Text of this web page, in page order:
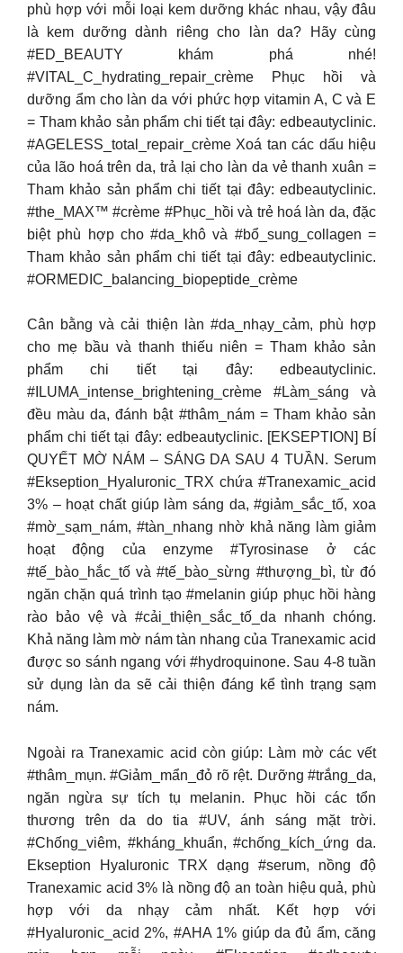
phù hợp với mỗi loại kem dưỡng khác nhau, vậy đâu
là kem dưỡng dành riêng cho làn da? Hãy cùng
#ED_BEAUTY khám phá nhé!
#VITAL_C_hydrating_repair_crème Phục hồi và
dưỡng ẩm cho làn da với phức hợp vitamin A, C và E
= Tham khảo sản phẩm chi tiết tại đây: edbeautyclinic.
#AGELESS_total_repair_crème Xoá tan các dấu hiệu
của lão hoá trên da, trả lại cho làn da vẻ thanh xuân =
Tham khảo sản phẩm chi tiết tại đây: edbeautyclinic.
#the_MAX™ #crème #Phục_hồi và trẻ hoá làn da, đặc
biệt phù hợp cho #da_khô và #bổ_sung_collagen =
Tham khảo sản phẩm chi tiết tại đây: edbeautyclinic.
#ORMEDIC_balancing_biopeptide_crème
Cân bằng và cải thiện làn #da_nhạy_cảm, phù hợp
cho mẹ bầu và thanh thiếu niên = Tham khảo sản
phẩm chi tiết tại đây: edbeautyclinic.
#ILUMA_intense_brightening_crème #Làm_sáng và
đều màu da, đánh bật #thâm_nám = Tham khảo sản
phẩm chi tiết tại đây: edbeautyclinic. [EKSEPTION] BÍ
QUYẾT MỜ NÁM – SÁNG DA SAU 4 TUẦN. Serum
#Ekseption_Hyaluronic_TRX chứa #Tranexamic_acid
3% – hoạt chất giúp làm sáng da, #giảm_sắc_tố, xoa
#mờ_sạm_nám, #tàn_nhang nhờ khả năng làm giảm
hoạt động của enzyme #Tyrosinase ở các
#tế_bào_hắc_tố và #tế_bào_sừng #thượng_bì, từ đó
ngăn chặn quá trình tạo #melanin giúp phục hồi hàng
rào bảo vệ và #cải_thiện_sắc_tố_da nhanh chóng.
Khả năng làm mờ nám tàn nhang của Tranexamic acid
được so sánh ngang với #hydroquinone. Sau 4-8 tuần
sử dụng làn da sẽ cải thiện đáng kể tình trạng sạm
nám.
Ngoài ra Tranexamic acid còn giúp: Làm mờ các vết
#thâm_mụn. #Giảm_mẩn_đỏ rõ rệt. Dưỡng #trắng_da,
ngăn ngừa sự tích tụ melanin. Phục hồi các tổn
thương trên da do tia #UV, ánh sáng mặt trời.
#Chống_viêm, #kháng_khuẩn, #chống_kích_ứng da.
Ekseption Hyaluronic TRX dạng #serum, nồng độ
Tranexamic acid 3% là nồng độ an toàn hiệu quả, phù
hợp với da nhạy cảm nhất. Kết hợp với
#Hyaluronic_acid 2%, #AHA 1% giúp da đủ ẩm, căng